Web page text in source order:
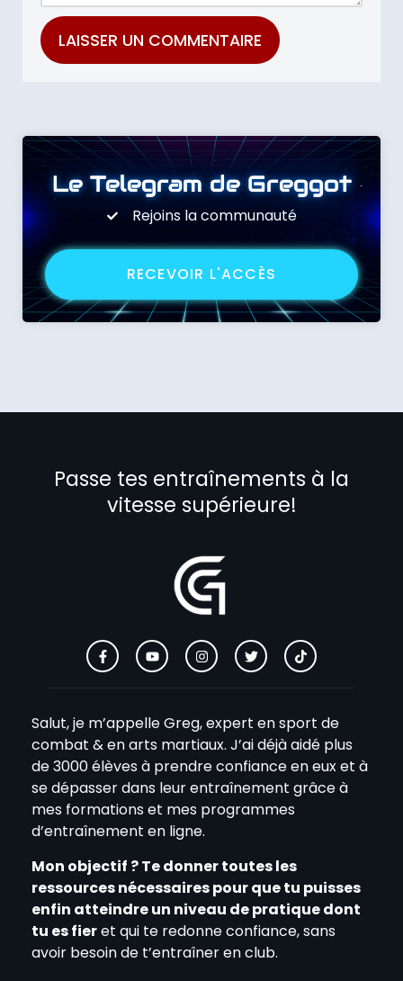
Le Telegram de Greggot
Rejoins la communauté
RECEVOIR L'ACCÈS
Passe tes entraînements à la
vitesse supérieure!
Salut, je m’appelle Greg, expert en sport de
combat & en arts martiaux. J’ai déjà aidé plus
de 3000 élèves à prendre confiance en eux et à
se dépasser dans leur entraînement grâce à
mes formations et mes programmes
d’entraînement en ligne.
Mon objectif ? Te donner toutes les
ressources nécessaires pour que tu puisses
enfin atteindre un niveau de pratique dont
tu es fieret qui te redonne confiance, sans
avoir besoin de t’entraîner en club.